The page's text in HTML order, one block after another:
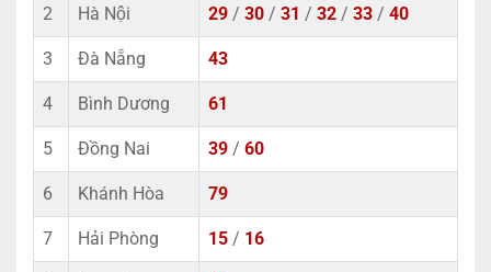
2 Hà Nội 29 / 30 / 31 / 32 / 33 / 40
3 Đà Nẵng 43
4 Bình Dương 61
5 Đồng Nai 39 / 60
6 Khánh Hòa 79
7 Hải Phòng 15 / 16